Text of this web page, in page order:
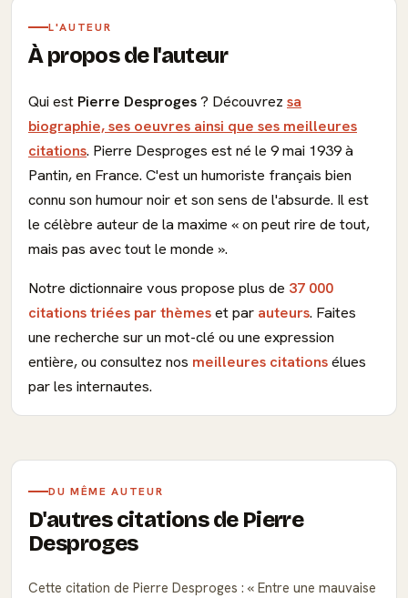
L'AUTEUR
À propos de l'auteur
Qui est Pierre Desproges? Découvrez sa
biographie, ses oeuvres ainsi que ses meilleures
citations. Pierre Desproges est né le 9 mai 1939 à
Pantin, en France. C'est un humoriste français bien
connu son humour noir et son sens de l'absurde. Il est
le célèbre auteur de la maxime « on peut rire de tout,
mais pas avec tout le monde ».
Notre dictionnaire vous propose plus de 37 000
citations triées par thèmeset par auteurs. Faites
une recherche sur un mot-clé ou une expression
entière, ou consultez nos meilleures citationsélues
par les internautes.
DU MÊME AUTEUR
D'autres citations de Pierre
Desproges
Cette citation de Pierre Desproges :
Entre une mauvaise